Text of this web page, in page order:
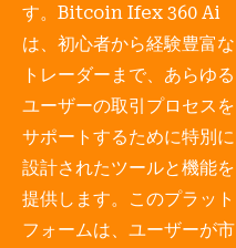
す。Bitcoin Ifex 360 Ai
は、初心者から経験豊富な
トレーダーまで、あらゆる
ユーザーの取引プロセスを
サポートするために特別に
設計されたツールと機能を
提供します。このプラット
フォームは、ユーザーが市